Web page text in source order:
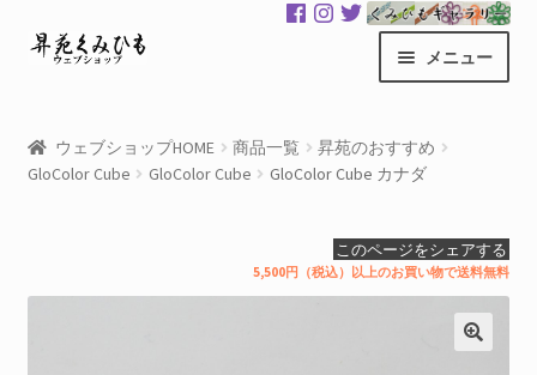
ナ
ー
シ
コ
ン
ツ
メニュー
商品一覧
マイアカウント
ウェブショップHOME 商品一覧
昇苑のおすすめ
GloColor Cube
GloColor Cube GloColor Cube カナダ
このページをシェアする
5,500円（税込）以上のお買い物で送料無料